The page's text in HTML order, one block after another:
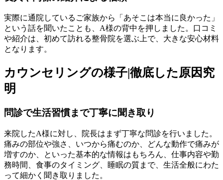
実際に通院しているご家族から「あそこは本当に良かった」
という話を聞いたことも、A様の背中を押しました。口コミ
や紹介は、初めて訪れる整骨院を選ぶ上で、大きな安心材料
となります。
カウンセリングの様子|徹底した原因究
明
問診で生活習慣まで丁寧に聞き取り
来院したA様に対し、院長はまず丁寧な問診を行いました。
痛みの部位や強さ、いつから痛むのか、どんな動作で痛みが
増すのか、といった基本的な情報はもちろん、仕事内容や勤
務時間、食事のタイミング、睡眠の質まで、生活全般にわた
って細かく聞き取りました。